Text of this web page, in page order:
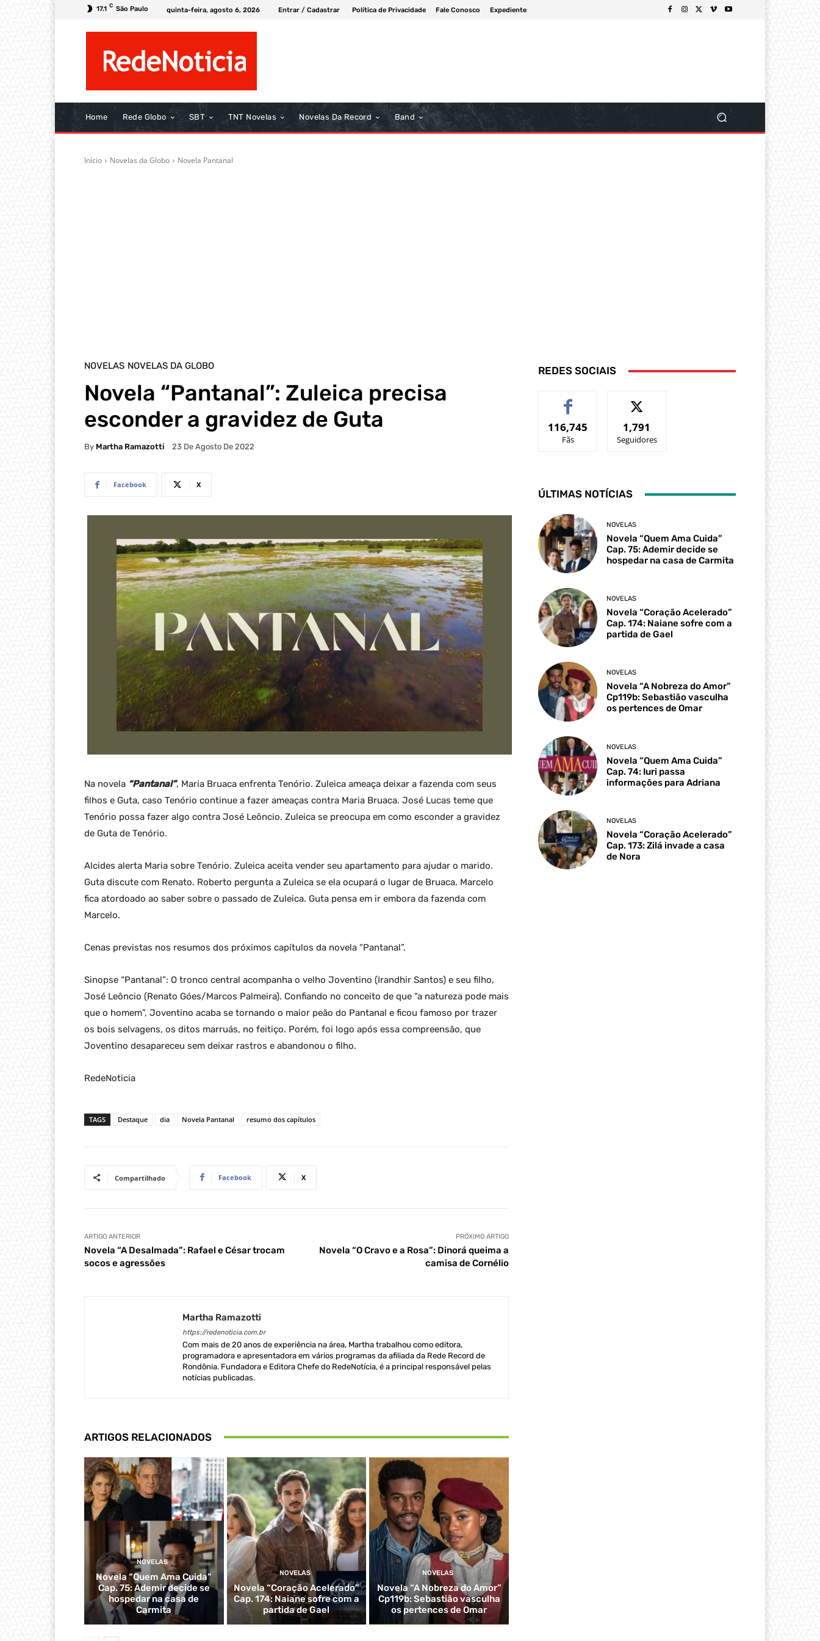
17.1 C São Paulo quinta-feira, agosto 6, 2026 Entrar / Cadastrar Política de Privacidade Fale Conosco Expediente
Home Rede Globo SBT TNT Novelas Novelas Da Record Band
Início Novelas da Globo Novela Pantanal
NOVELAS NOVELAS DA GLOBO
Novela “Pantanal”: Zuleica precisa
esconder a gravidez de Guta
By Martha Ramazotti 23 De Agosto De 2022
Facebook X
Na novela “Pantanal”, Maria Bruaca enfrenta Tenório. Zuleica ameaça deixar a fazenda com seus
filhos e Guta, caso Tenório continue a fazer ameaças contra Maria Bruaca. José Lucas teme que
Tenório possa fazer algo contra José Leôncio. Zuleica se preocupa em como esconder a gravidez
de Guta de Tenório.
Alcides alerta Maria sobre Tenório. Zuleica aceita vender seu apartamento para ajudar o marido.
Guta discute com Renato. Roberto pergunta a Zuleica se ela ocupará o lugar de Bruaca. Marcelo
fica atordoado ao saber sobre o passado de Zuleica. Guta pensa em ir embora da fazenda com
Marcelo.
Cenas previstas nos resumos dos próximos capítulos da novela “Pantanal”.
Sinopse “Pantanal”: O tronco central acompanha o velho Joventino (Irandhir Santos) e seu filho,
José Leôncio (Renato Góes/Marcos Palmeira). Confiando no conceito de que “a natureza pode mais
que o homem”, Joventino acaba se tornando o maior peão do Pantanal e ficou famoso por trazer
os bois selvagens, os ditos marruás, no feitiço. Porém, foi logo após essa compreensão, que
Joventino desapareceu sem deixar rastros e abandonou o filho.
RedeNoticia
TAGS Destaque dia Novela Pantanal resumo dos capítulos
Compartilhado Facebook X
ARTIGO ANTERIOR
Novela “A Desalmada”: Rafael e César trocam
socos e agressões
PRÓXIMO ARTIGO
Novela “O Cravo e a Rosa”: Dinorá queima a
camisa de Cornélio
Martha Ramazotti
https://redenoticia.com.br
Com mais de 20 anos de experiência na área, Martha trabalhou como editora,
programadora e apresentadora em vários programas da afiliada da Rede Record de
Rondônia. Fundadora e Editora Chefe do RedeNotícia, é a principal responsável pelas
notícias publicadas.
ARTIGOS RELACIONADOS
NOVELAS
Novela “Quem Ama Cuida”
Cap. 75: Ademir decide se
hospedar na casa de
Carmita
NOVELAS
Novela “Coração Acelerado”
Cap. 174: Naiane sofre com a
partida de Gael
NOVELAS
Novela “A Nobreza do Amor”
Cp119b: Sebastião vasculha
os pertences de Omar
REDES SOCIAIS
116,745
Fãs
1,791
Seguidores
ÚLTIMAS NOTÍCIAS
NOVELAS
Novela “Quem Ama Cuida”
Cap. 75: Ademir decide se
hospedar na casa de Carmita
NOVELAS
Novela “Coração Acelerado”
Cap. 174: Naiane sofre com a
partida de Gael
NOVELAS
Novela “A Nobreza do Amor”
Cp119b: Sebastião vasculha
os pertences de Omar
NOVELAS
Novela “Quem Ama Cuida”
Cap. 74: Iuri passa
informações para Adriana
NOVELAS
Novela “Coração Acelerado”
Cap. 173: Zilá invade a casa
de Nora